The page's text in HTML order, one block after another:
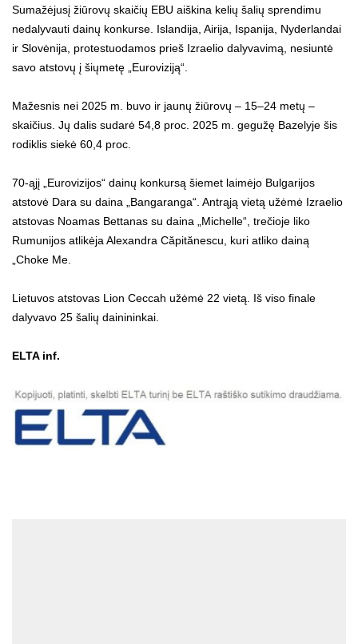
Sumažėjusį žiūrovų skaičių EBU aiškina kelių šalių sprendimu
nedalyvauti dainų konkurse. Islandija, Airija, Ispanija, Nyderlandai
ir Slovėnija, protestuodamos prieš Izraelio dalyvavimą, nesiuntė
savo atstovų į šiųmetę „Euroviziją“.
Mažesnis nei 2025 m. buvo ir jaunų žiūrovų – 15–24 metų –
skaičius. Jų dalis sudarė 54,8 proc. 2025 m. gegužę Bazelyje šis
rodiklis siekė 60,4 proc.
70-ąjį „Eurovizijos“ dainų konkursą šiemet laimėjo Bulgarijos
atstovė Dara su daina „Bangaranga“. Antrąją vietą užėmė Izraelio
atstovas Noamas Bettanas su daina „Michelle“, trečioje liko
Rumunijos atlikėja Alexandra Căpitănescu, kuri atliko dainą
„Choke Me.
Lietuvos atstovas Lion Ceccah užėmė 22 vietą. Iš viso finale
dalyvavo 25 šalių dainininkai.
ELTA inf.